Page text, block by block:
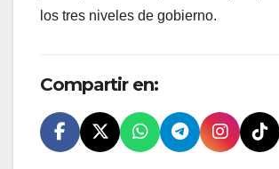
los tres niveles de gobierno.
Compartir en: